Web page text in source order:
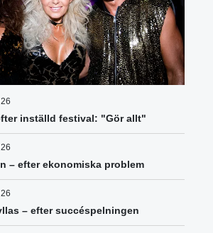
inställd festival: "Gör allt"
– efter ekonomiska problem
– efter succéspelningen